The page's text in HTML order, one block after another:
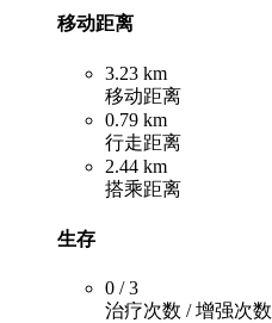
移动距离
3.23 km
移动距离
0.79 km
行走距离
2.44 km
搭乘距离
生存
0 / 3
治疗次数 / 增强次数